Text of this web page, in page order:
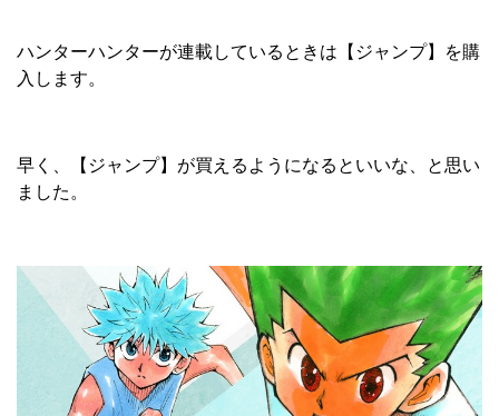
ハンターハンターが連載しているときは【ジャンプ】を購
入します。
早く、【ジャンプ】が買えるようになるといいな、と思い
ました。